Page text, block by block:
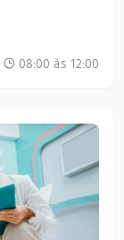
08:00 às 12:00